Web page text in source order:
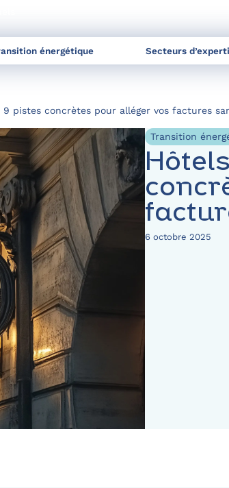
énergétique Secteurs
9 pistes concrètes pour alléger vos factures
Transition
6 octobre 2025